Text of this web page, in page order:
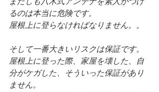
るのは本当に危険です。
屋根上に登らなければなりません。。
そして一番大きいリスクは保証です。
屋根上に登った際、家屋を壊した、自
分がケガした、そういった保証があり
ません。